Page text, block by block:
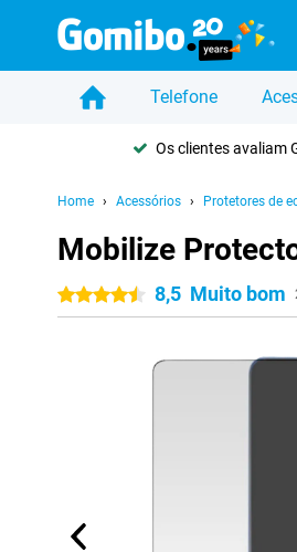
Telefone
Os clientes avaliam
Home Acessórios Protetores de
Mobilize
4.5 estrelas
8,5 Muito bom